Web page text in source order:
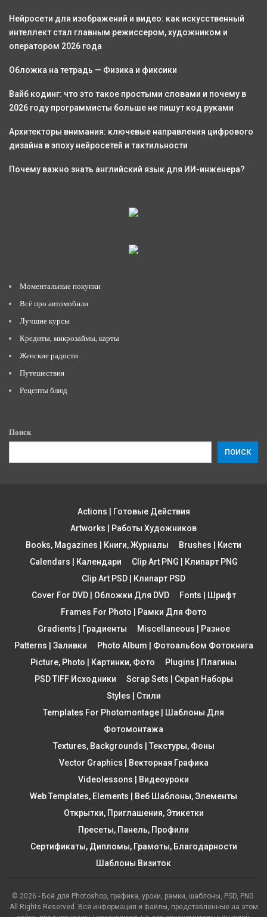
Нейросети для изображений и видео: как искусственный
интеллект стал главным режиссером, художником и
оператором 2026 года
Обложка на тетрадь — Физика и фиксики
Вайб кодинг: что это такое простыми словами и почему в
2026 году программисты больше не пишут код руками
Архитекторы внимания: ключевые направления цифрового
дизайна в эпоху нейросетей и тактильности
Почему важно знать английский язык для ИИ-инженера?
Моментальные покупки
Всё про автомобили
Лучшие курсы
Кредиты, микрозаймы, карты
Женские радости
Путешествия
Рецепты блюд
Поиск
ПОИСК
Actions | Готовые Действия
Artworks | Работы Художников
Books, Magazines | Книги, Журналы
Brushes | Кисти
Calendars | Календари
Clip Art PNG | Клипарт PNG
Clip Art PSD | Клипарт PSD
Cover For DVD | Обложки Для DVD
Fonts | Шрифт
Frames For Photo | Рамки Для Фото
Gradients | Градиенты
Miscellaneous | Разное
Patterns | Заливки
Photo Album | Фотоальбом Фотокнига
Picture, Photo | Картинки, Фото
Plugins | Плагины
PSD TIFF Исходники
Scrap Sets | Скрап Наборы
Styles | Стили
Templates For Photomontage | Шаблоны Для
Фотомонтажа
Textures, Backgrounds | Текстуры, Фоны
Vector Graphics | Векторная Графика
Videolessons | Видеоуроки
Web Templates, Elements | Веб Шаблоны, Элементы
Открытки, Приглашения, Этикетки
Пресеты, Панель, Профили
Сертификаты, Дипломы, Грамоты, Благодарности
Шаблоны Визиток
© 2026 - Всё для Photoshop, графика, уроки, рамки, шаблоны, PSD, PNG.
All Rights Reserved. Вся информация и файлы, представленные на этом